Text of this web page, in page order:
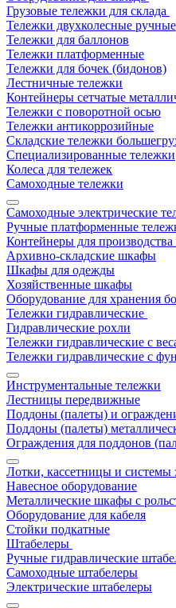
Грузовые тележки для склада
Тележки двухколесные ручные
Тележки для баллонов
Тележки платформенные
Тележки для бочек (бидонов)
Лестничные тележки
Контейнеры сетчатые
Тележки с поворотной осью
Тележки антикоррозийные
Складские тележки
Специализированные тележки
Колеса для тележек
Самоходные тележки
Самоходные электрические
Ручные платформенные
Контейнеры для производства
Архивно-складские шкафы
Шкафы для одежды
Хозяйственные шкафы
Оборудование для хранения
Тележки гидравлические
Гидравлические рохли
Тележки гидравлические с
Тележки гидравлические с
Инструментальные тележки
Лестницы передвижные
Поддоны (палеты) и
Поддоны (палеты)
Ограждения для поддонов
Лотки, кассетницы и системы
Навесное оборудование
Металлические шкафы с
Оборудование для кабеля
Стойки подкатные
Штабелеры
Ручные гидравлические
Самоходные штабелеры
Электрические штабелеры